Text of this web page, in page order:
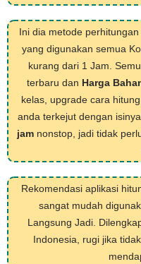
Ini dia metode perhitungan
yang digunakan semua
kurang dari 1 Jam.
terbaru dan Harga
kelas, upgrade cara hitung
anda terkejut dengan
jamnonstop, jadi tidak
Rekomendasi aplikasi
sangat mudah
Langsung Jadi.
Indonesia, rugi jika